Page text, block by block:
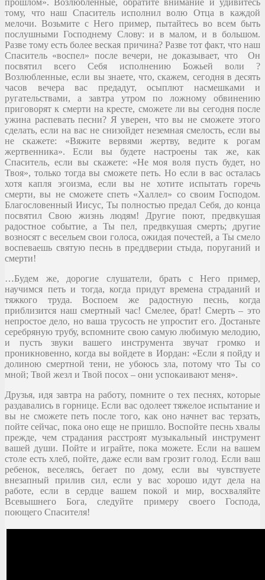
прошлом». Возлюбленные, обратите внимание и удивитесь
тому, что наш Спаситель исполнил волю Отца в каждой
мелочи. Возьмите с Него пример, пытайтесь во всем быть
послушными Господнему Слову: и в малом, и в большом.
Разве тому есть более веская причина? Разве тот факт, что наш
Спаситель «воспел» после вечери, не доказывает, что Он
посвятил всего Себя исполнению Божьей воли ?
Возлюбленные, если вы знаете, что, скажем, сегодня в десять
часов вечера вас предадут, осыплют насмешками и
ругательствами, а завтра утром по ложному обвинению
приговорят к смерти на кресте, сможете ли вы сегодня после
ужина распевать песни? Я уверен, что вы не сможете этого
сделать, если на вас не снизойдет неземная смелость, если вы
не скажете: «Вяжите вервями жертву, ведите к рогам
жертвенника». Если вы будете настроены так же, как
Спаситель, если вы скажете: «Не моя воля пусть будет, но
Твоя», только тогда вы сможете петь. Но если в вас осталась
хотя капля эгоизма, если вы не хотите испытать горечь
смерти, вы не сможете спеть «Халлел» со своим Господом.
Благословенный Иисус, Ты полностью предал Себя, до конца
посвятил Свою жизнь людям! Другие поют, предвкушая
радостное событие, а Ты пел, предвкушая смерть; другие
возносят с весельем свои голоса, ожидая почестей, а Ты смело
воспеваешь святую песнь в преддверии стыда, поруганий и
смерти!
…Будем же, дорогие слушатели, брать с Него пример,
научимся петь и тогда, когда придут времена страданий и
тяжкого труда. Воспоем же радостную песнь, когда
приблизится наш смертный час! Смелее, брат! Смерть – это
непростое дело, но ваша трусость не упростит его. Достаньте
серебряную трубу, вспомните свою самую любимую мелодию,
и пусть звуки вашего инструмента звучат громко и
проникновенно, когда вы войдете в Иордан: «Если я пойду и
долиною смертной тени, не убоюсь зла, потому что Ты со
мной; Твой жезл и Твой посох – они успокаивают меня».
Друзья, идя завтра на работу, помните о тех песнях, которые
раздавались в горнице. Если вас одолеет тяжелое испытание и
вы не сможете петь после того, как оно начнет вас терзать,
пойте сейчас, пока оно еще не пришло. Воспойте песнь хвалы
прежде, чем страдания расстроят музыкальный инструмент
вашей души. Пойте и играйте, пока можете. Если на вашем
столе есть хлеб, пойте, даже если вам грозит голод. Если ваш
ребенок, веселясь, бегает по дому, если вы чувствуете
внезапный прилив сил, если у вас хорошо идут дела на
работе, если в сердце вашем покой и мир, восхваляйте
Всевышнего Бога, следуйте примеру своего Господа,
поющего Спасителя!